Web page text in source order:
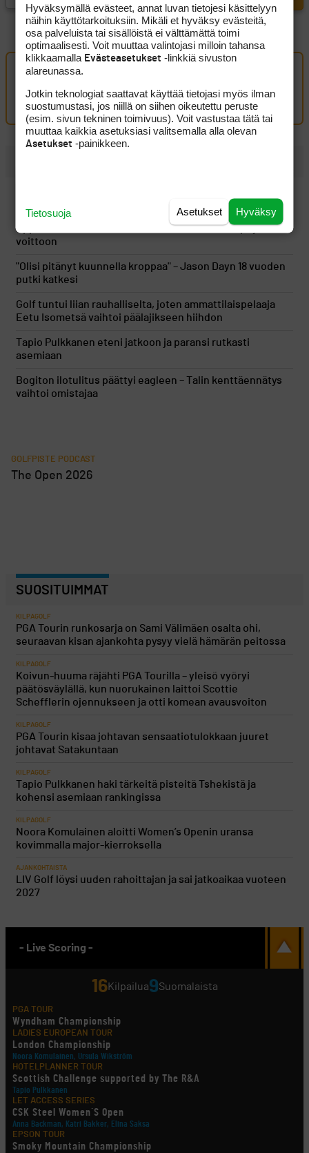
Oma kommentti
Kirjaudu sisään kommentoidaksesi
Eppu Normaali siivitti Konsta Jutilan Erkko Trophyn
voittoon
"Olisi pitänyt kuunnella kroppaa" – Jason Dayn 18 vuoden
putki katkesi
Golf tuntui liian rauhalliselta, joten ammattilaispelaaja
Eetu Isometsä vaihtoi päälajikseen hiihdon
Tapio Pulkkanen eteni jatkoon ja paransi rutkasti
asemiaan
Bogiton ilotulitus päättyi eagleen – Talin kenttäennätys
vaihtoi omistajaa
GOLFPISTE PODCAST
The Open 2026
SUOSITUIMMAT
KILPAGOLF
PGA Tourin runkosarja on Sami Välimäen osalta ohi,
seuraavan kisan ajankohta pysyy vielä hämärän peitossa
KILPAGOLF
Koivun-huuma räjähti PGA Tourilla – yleisö vyöryi
päätösväylällä, kun nuorukainen laittoi Scottie
Schefflerin ojennukseen ja otti komean avausvoiton
KILPAGOLF
PGA Tourin kisaa johtavan sensaatiotulokkaan juuret
johtavat Satakuntaan
KILPAGOLF
Tapio Pulkkanen haki tärkeitä pisteitä Tshekistä ja
kohensi asemiaan rankingissa
KILPAGOLF
Noora Komulainen aloitti Women’s Openin uransa
kovimmalla major-kierroksella
AJANKOHTAISTA
LIV Golf löysi uuden rahoittajan ja sai jatkoaikaa vuoteen
2027
- Live Scoring -
16Kilpailua9Suomalaista
PGA TOUR
Wyndham Championship
LADIES EUROPEAN TOUR
London Championship
Noora Komulainen, Ursula Wikström
HOTELPLANNER TOUR
Scottish Challenge supported by The R&A
Tapio Pulkkanen
LET ACCESS SERIES
CSK Steel Women´S Open
Anna Backman, Katri Bakker, Elina Saksa
EPSON TOUR
Smoky Mountain Championship
Hyväksymällä evästeet, annat luvan tietojesi käsittelyyn
näihin käyttötarkoituksiin. Mikäli et hyväksy evästeitä,
osa palveluista tai sisällöistä ei välttämättä toimi
optimaalisesti. Voit muuttaa valintojasi milloin tahansa
klikkaamalla Evästeasetukset -linkkiä sivuston
alareunassa.
Jotkin teknologiat saattavat käyttää tietojasi myös ilman
suostumustasi, jos niillä on siihen oikeutettu peruste
(esim. sivun tekninen toimivuus). Voit vastustaa tätä tai
muuttaa kaikkia asetuksiasi valitsemalla alla olevan
Asetukset -painikkeen.
Hyväksy
Asetukset
Tietosuoja